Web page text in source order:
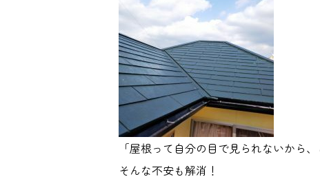
「屋根って自分の目で見られないから
そんな不安も解消！